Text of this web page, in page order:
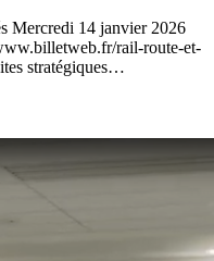
Mercredi 14 janvier 2026
rail-route-et-
stratégiques…